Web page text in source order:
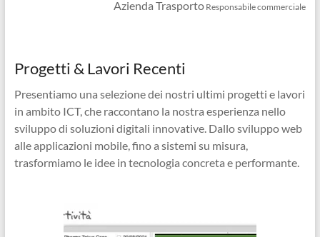
Azienda Trasporto Responsabile commerciale
Progetti & Lavori Recenti
Presentiamo una selezione dei nostri ultimi progetti e lavori
in ambito ICT, che raccontano la nostra esperienza nello
sviluppo di soluzioni digitali innovative. Dallo sviluppo web
alle applicazioni mobile, fino a sistemi su misura,
trasformiamo le idee in tecnologia concreta e performante.